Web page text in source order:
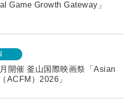
Game Growth Gateway」
開催 釜山国際映画祭「Asian
ACFM）2026」